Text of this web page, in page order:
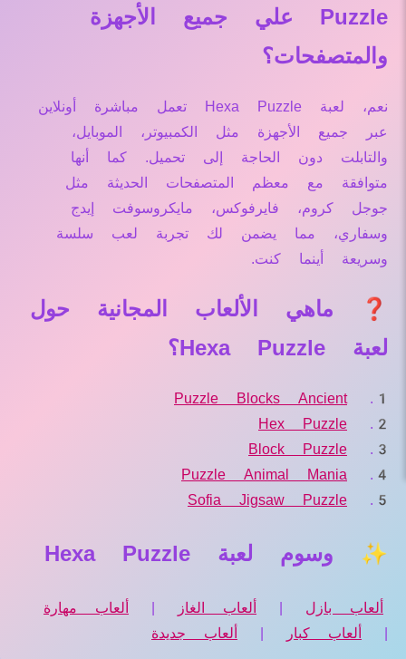
Puzzle علي جميع الأجهزة
والمتصفحات؟
نعم، لعبة Hexa Puzzle تعمل مباشرة أونلاين
عبر جميع الأجهزة مثل الكمبيوتر، الموبايل،
والتابلت دون الحاجة إلى تحميل. كما أنها
متوافقة مع معظم المتصفحات الحديثة مثل
جوجل كروم، فايرفوكس، مايكروسوفت إيدج
وسفاري، مما يضمن لك تجربة لعب سلسة
وسريعة أينما كنت.
❓ ماهي الألعاب المجانية حول
لعبة Hexa Puzzle؟
Puzzle Blocks Ancient
Hex Puzzle
Block Puzzle
Puzzle Animal Mania
Sofia Jigsaw Puzzle
✨ وسوم لعبة Hexa Puzzle
ألعاب بازل | ألعاب الغاز |
ألعاب مهارة
|
ألعاب كبار | ألعاب جديدة